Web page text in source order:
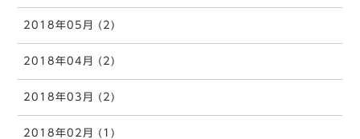
2018年05月 (2)
2018年04月 (2)
2018年03月 (2)
2018年02月 (1)